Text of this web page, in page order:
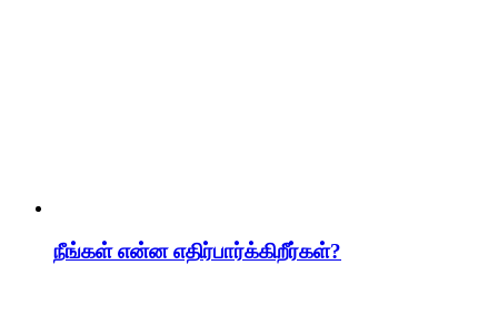
நீங்கள் என்ன எதிர்பார்க்கிறீர்கள்?